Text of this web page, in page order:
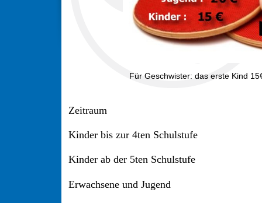
Für Geschwister: das erste Kind
Zeitraum
Kinder bis zur 4ten Schulstufe
Kinder ab der 5ten Schulstufe
Erwachsene und Jugend